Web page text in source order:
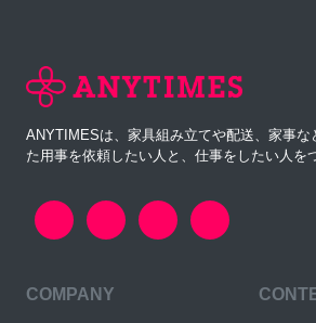
ANYTIMESは、家具組み立てや配送、家事な
た用事を依頼したい人と、仕事をしたい人を
COMPANY